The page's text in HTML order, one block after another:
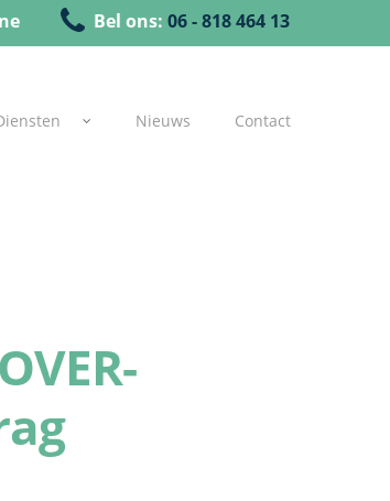
Bel ons: 06 - 818 464 13
Nieuws Contact